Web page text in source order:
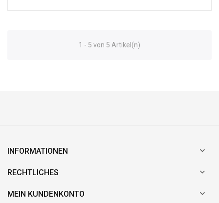
1 - 5 von 5 Artikel(n)
INFORMATIONEN 
RECHTLICHES 
MEIN KUNDENKONTO 